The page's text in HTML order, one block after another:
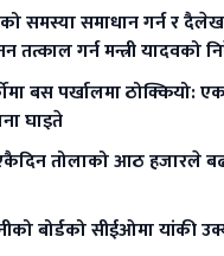
समस्या समाधान गर्न र
तत्काल गर्न मन्त्री यादवको
बस पर्खालमा ठोक्कियो:
घाइते
तोलाको आठ हजारले
बोर्डको सीईओमा यांकी